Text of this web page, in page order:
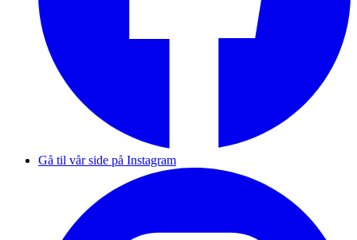
Gå til vår side på Instagram